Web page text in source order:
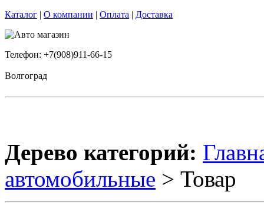
Каталог | О компании | Оплата | Доставка
Телефон: +7(908)911-66-15
Волгоград
Дерево категорий:
автомобильные > Товар